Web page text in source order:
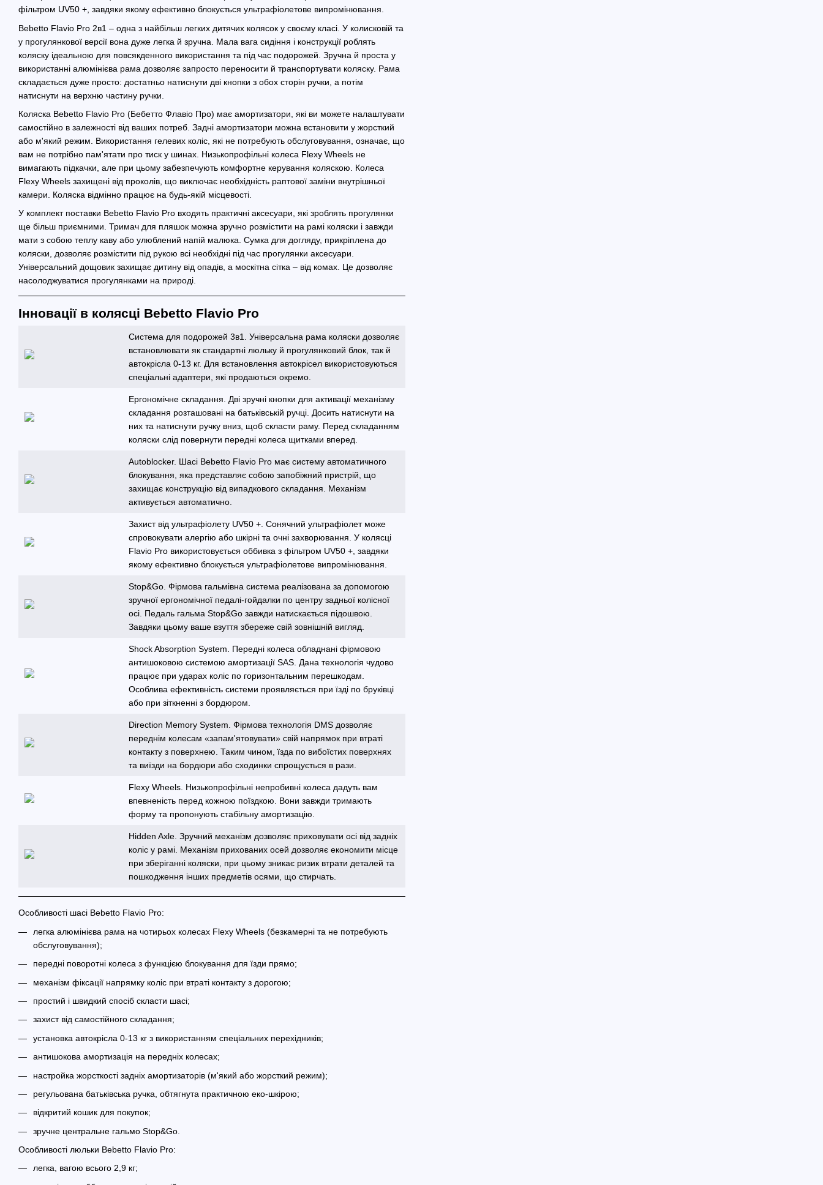
фільтром UV50 +, завдяки якому ефективно блокується ультрафіолетове випромінювання.
Bebetto Flavio Pro 2в1 – одна з найбільш легких дитячих колясок у своєму класі. У колисковій та
у прогулянкової версії вона дуже легка й зручна. Мала вага сидіння і конструкції роблять
коляску ідеальною для повсякденного використання та під час подорожей. Зручна й проста у
використанні алюмінієва рама дозволяє запросто переносити й транспортувати коляску. Рама
складається дуже просто: достатньо натиснути дві кнопки з обох сторін ручки, а потім
натиснути на верхню частину ручки.
Коляска Bebetto Flavio Pro (Бебетто Флавіо Про) має амортизатори, які ви можете налаштувати
самостійно в залежності від ваших потреб. Задні амортизатори можна встановити у жорсткий
або м'який режим. Використання гелевих коліс, які не потребують обслуговування, означає, що
вам не потрібно пам'ятати про тиск у шинах. Низькопрофільні колеса Flexy Wheels не
вимагають підкачки, але при цьому забезпечують комфортне керування коляскою. Колеса
Flexy Wheels захищені від проколів, що виключає необхідність раптової заміни внутрішньої
камери. Коляска відмінно працює на будь-якій місцевості.
У комплект поставки Bebetto Flavio Pro входять практичні аксесуари, які зроблять прогулянки
ще більш приємними. Тримач для пляшок можна зручно розмістити на рамі коляски і завжди
мати з собою теплу каву або улюблений напій малюка. Сумка для догляду, прикріплена до
коляски, дозволяє розмістити під рукою всі необхідні під час прогулянки аксесуари.
Універсальний дощовик захищає дитину від опадів, а москітна сітка – від комах. Це дозволяє
насолоджуватися прогулянками на природі.
Інновації в колясці Bebetto Flavio Pro
Система для подорожей 3в1. Універсальна рама коляски дозволяє
встановлювати як стандартні люльку й прогулянковий блок, так й
автокрісла 0-13 кг. Для встановлення автокрісел використовуються
спеціальні адаптери, які продаються окремо.
Ергономічне складання. Дві зручні кнопки для активації механізму
складання розташовані на батьківській ручці. Досить натиснути на
них та натиснути ручку вниз, щоб скласти раму. Перед складанням
коляски слід повернути передні колеса щитками вперед.
Autoblocker. Шасі Bebetto Flavio Pro має систему автоматичного
блокування, яка представляє собою запобіжний пристрій, що
захищає конструкцію від випадкового складання. Механізм
активується автоматично.
Захист від ультрафіолету UV50 +. Сонячний ультрафіолет може
спровокувати алергію або шкірні та очні захворювання. У колясці
Flavio Pro використовується оббивка з фільтром UV50 +, завдяки
якому ефективно блокується ультрафіолетове випромінювання.
Stop&Go. Фірмова гальмівна система реалізована за допомогою
зручної ергономічної педалі-гойдалки по центру задньої колісної
осі. Педаль гальма Stop&Go завжди натискається підошвою.
Завдяки цьому ваше взуття збереже свій зовнішній вигляд.
Shock Absorption System. Передні колеса обладнані фірмовою
антишоковою системою амортизації SAS. Дана технологія чудово
працює при ударах коліс по горизонтальним перешкодам.
Особлива ефективність системи проявляється при їзді по бруківці
або при зіткненні з бордюром.
Direction Memory System. Фірмова технологія DMS дозволяє
переднім колесам «запам'ятовувати» свій напрямок при втраті
контакту з поверхнею. Таким чином, їзда по вибоїстих поверхнях
та виїзди на бордюри або сходинки спрощується в рази.
Flexy Wheels. Низькопрофільні непробивні колеса дадуть вам
впевненість перед кожною поїздкою. Вони завжди тримають
форму та пропонують стабільну амортизацію.
Hidden Axle. Зручний механізм дозволяє приховувати осі від задніх
коліс у рамі. Механізм прихованих осей дозволяє економити місце
при зберіганні коляски, при цьому зникає ризик втрати деталей та
пошкодження інших предметів осями, що стирчать.
Особливості шасі Bebetto Flavio Pro:
легка алюмінієва рама на чотирьох колесах Flexy Wheels (безкамерні та не потребують
обслуговування);
передні поворотні колеса з функцією блокування для їзди прямо;
механізм фіксації напрямку коліс при втраті контакту з дорогою;
простий і швидкий спосіб скласти шасі;
захист від самостійного складання;
установка автокрісла 0-13 кг з використанням спеціальних перехідників;
антишокова амортизація на передніх колесах;
настройка жорсткості задніх амортизаторів (м'який або жорсткий режим);
регульована батьківська ручка, обтягнута практичною еко-шкірою;
відкритий кошик для покупок;
зручне центральне гальмо Stop&Go.
Особливості люльки Bebetto Flavio Pro:
легка, вагою всього 2,9 кг;